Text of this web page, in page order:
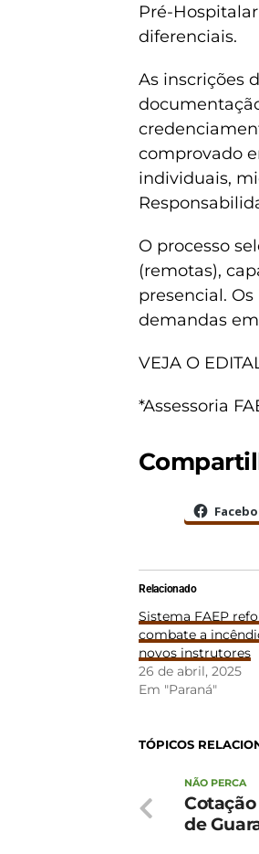
Pré-
diferenciais.
As inscrições
comprovado
individuais,
O processo
(remotas),
presencial.
demandas
VEJA O
*Assessoria
Relacionado
Sistema FAEP
combate a
novos instrutores
26 de abril, 2025
Em "Paraná"
TÓPICOS
NÃO PERCA
de